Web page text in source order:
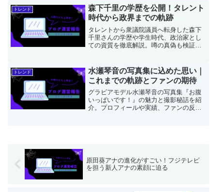
しく紹介。声の巨人の熱き挑戦を応援！
トレンド
森下千里の学歴を公開！タレント
時代から政界までの軌跡
タレントから衆議院議員へ転身した森下
千里さんの学歴や学生時代、政治家とし
ての資質を徹底解説。噂の真偽も検証
トレンド
水瀬琴音の写真集に込めた思い｜
これまでの軌跡とファンの期待
グラビアモデル水瀬琴音の写真集『お腹
いっぱいです！』の魅力と撮影秘話を紹
介。プロフィールや実績、ファンの反
原田葵アナの進化がすごい！フジテレビ
を担う新人アナの素顔に迫る